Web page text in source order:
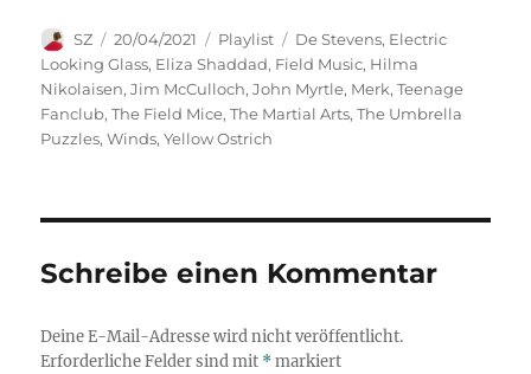
Autor
SZ
Veröffentlicht
am
20/04/2021 Kategorien
Playlist Schlagwörter
De Stevens, Electric
Looking Glass, Eliza Shaddad, Field Music, Hilma
Nikolaisen,Jim McCulloch,John Myrtle, Merk,Teenage
Fanclub,The Field Mice,The Martial Arts,The Umbrella
Puzzles,Winds,Yellow Ostrich
Schreibe einen Kommentar
Deine E-Mail-Adresse wird nicht veröffentlicht.
Erforderliche Felder sind mit *markiert